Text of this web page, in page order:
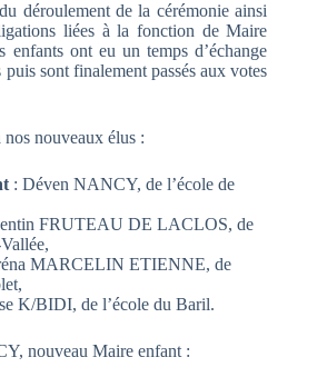
déroulementde la cérémonie ainsi
liées à la fonction de Maire
enfants ont eu un temps d’échange
sont finalement passés aux votes
nouveaux élus :
: Déven NANCY, de l’école de
FRUTEAU DE LACLOS, de
MARCELIN ETIENNE, de
K/BIDI, de l’école du Baril.
nouveau Maire enfant :